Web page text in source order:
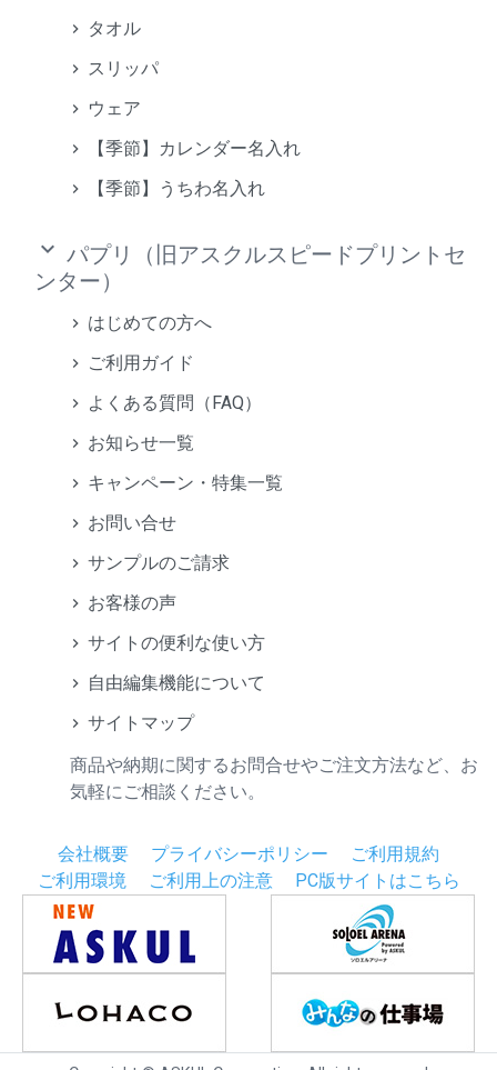
タオル
スリッパ
ウェア
【季節】カレンダー名入れ
【季節】うちわ名入れ
keyboard_arrow_down パプリ（旧アスクルスピードプリントセ
ンター）
はじめての方へ
ご利用ガイド
よくある質問（FAQ）
お知らせ一覧
キャンペーン・特集一覧
お問い合せ
サンプルのご請求
お客様の声
サイトの便利な使い方
自由編集機能について
サイトマップ
商品や納期に関するお問合せやご注文方法など、お
気軽にご相談ください。
会社概要 プライバシーポリシー
ご利用規約
ご利用環境
ご利用上の注意 PC版サイトはこちら